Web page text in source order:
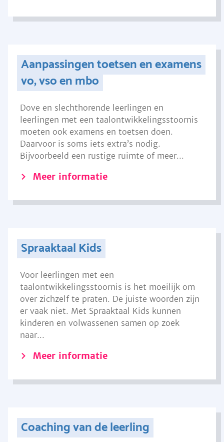
Aanpassingen toetsen en examens
vo, vso en mbo
Dove en slechthorende leerlingen en
leerlingen met een taalontwikkelingsstoornis
moeten ook examens en toetsen doen.
Daarvoor is soms iets extra’s nodig.
Bijvoorbeeld een rustige ruimte of meer...
Meer informatie
Spraaktaal Kids
Voor leerlingen met een
taalontwikkelingsstoornis is het moeilijk om
over zichzelf te praten. De juiste woorden zijn
er vaak niet. Met Spraaktaal Kids kunnen
kinderen en volwassenen samen op zoek
naar...
Meer informatie
Coaching van de leerling